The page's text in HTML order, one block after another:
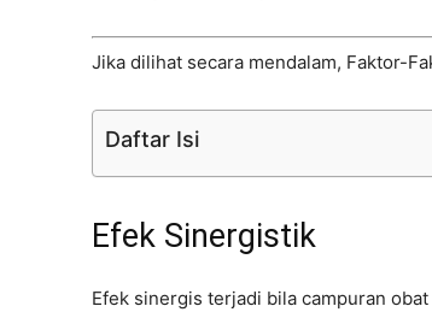
Jika dilihat secara mendalam, Faktor-
Daftar Isi
Efek Sinergistik
Efek sinergis terjadi bila campuran